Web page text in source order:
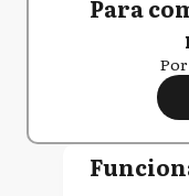
Para